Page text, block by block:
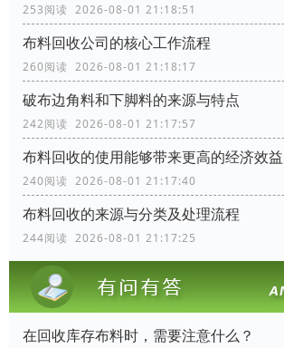
253阅读 2026-08-01 21:18:51
布料回收公司的核心工作流程
260阅读 2026-08-01 21:18:17
破布边角料和下脚料的来源与特点
242阅读 2026-08-01 21:17:57
布料回收的使用能够带来更高的经济效益
240阅读 2026-08-01 21:17:40
布料回收的来源与分类及处理流程
244阅读 2026-08-01 21:17:25
在回收库存布料时，需要注意什么？